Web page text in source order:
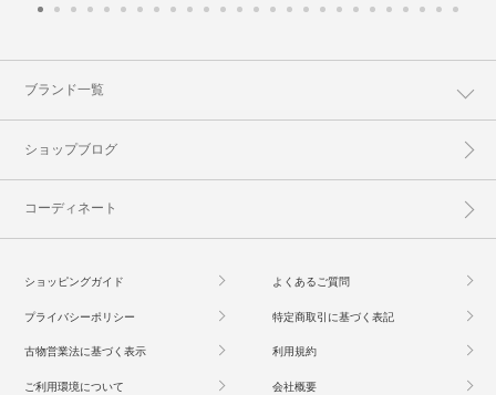
ブランド一覧
ショップブログ
コーディネート
ショッピングガイド よくあるご質問
プライバシーポリシー 特定商取引に基づく表記
古物営業法に基づく表示 利用規約
ご利用環境について 会社概要